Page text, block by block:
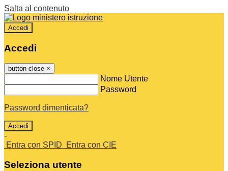
Salta al contenuto
Accedi
Accedi
button close ×
Nome Utente
Password
Password dimenticata?
-
Entra con SPID
Entra con CIE
Seleziona utente